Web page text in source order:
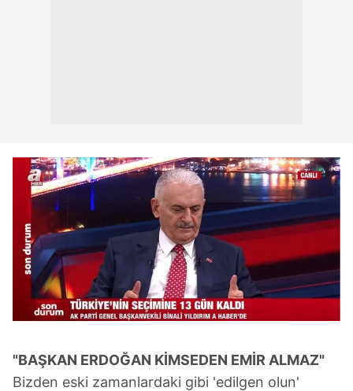
"BAŞKAN ERDOĞAN KİMSEDEN EMİR ALMAZ"
Bizden eski zamanlardaki gibi 'edilgen olun'